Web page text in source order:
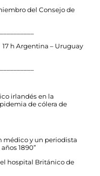
del Consejo de
h Argentina – Uruguay
irlandés en la
de cólera de
médico y un periodista
1890”
hospital Británico de